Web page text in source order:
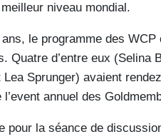
niveau mondial.
le programme des WCP
Quatre d’entre eux (Selina
Sprunger) avaient
annuel des
pour la séance de